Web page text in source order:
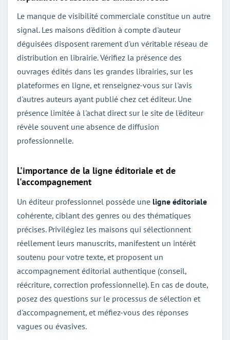
Le manque de visibilité commerciale constitue un autre
signal. Les maisons d'édition à compte d'auteur
déguisées disposent rarement d'un véritable réseau de
distribution en librairie. Vérifiez la présence des
ouvrages édités dans les grandes librairies, sur les
plateformes en ligne, et renseignez-vous sur l'avis
d'autres auteurs ayant publié chez cet éditeur. Une
présence limitée à l'achat direct sur le site de l'éditeur
révèle souvent une absence de diffusion
professionnelle.
L'importance de la ligne éditoriale et de
l'accompagnement
Un éditeur professionnel possède une ligne éditoriale
cohérente, ciblant des genres ou des thématiques
précises. Privilégiez les maisons qui sélectionnent
réellement leurs manuscrits, manifestent un intérêt
soutenu pour votre texte, et proposent un
accompagnement éditorial authentique (conseil,
réécriture, correction professionnelle). En cas de doute,
posez des questions sur le processus de sélection et
d'accompagnement, et méfiez-vous des réponses
vagues ou évasives.